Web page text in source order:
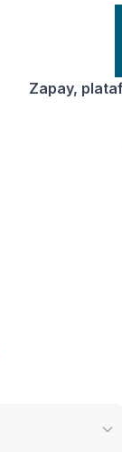
Zapay,